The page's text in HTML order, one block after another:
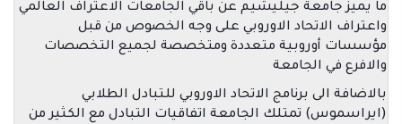
ما يميز جامعة جيليشيم عن باقي الجامعات الاعتراف العالمي
واعتراف الاتحاد الاوروبي على وجه الخصوص من قبل
مؤسسات أوروبية متعددة ومتخصصة لجميع التخصصات
والافرع في الجامعة
بالاضافة الى برنامج الاتحاد الاوروبي للتبادل الطلابي
(ايراسموس) تمتلك الجامعة اتفاقيات التبادل مع الكثير من